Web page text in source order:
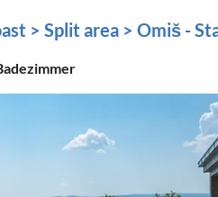
> Split area > Omiš -